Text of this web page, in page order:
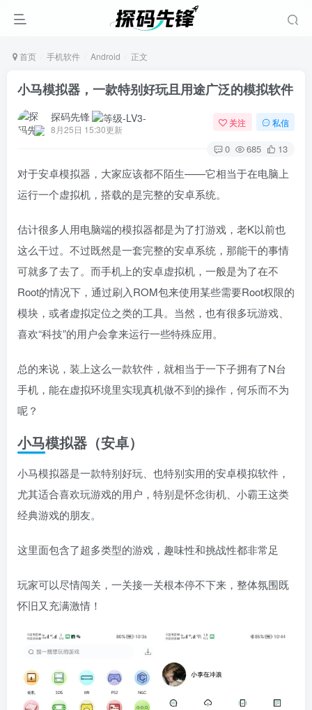
首页 手机软件 Android 正文
小马模拟器，一款特别好玩且用途广泛的模拟软件
探码先锋
8月25日 15:30更新
关注 私信
0 685 13
对于安卓模拟器，大家应该都不陌生——它相当于在电脑上
运行一个虚拟机，搭载的是完整的安卓系统。
估计很多人用电脑端的模拟器都是为了打游戏，老K以前也
这么干过。不过既然是一套完整的安卓系统，那能干的事情
可就多了去了。而手机上的安卓虚拟机，一般是为了在不
Root的情况下，通过刷入ROM包来使用某些需要Root权限的
模块，或者虚拟定位之类的工具。当然，也有很多玩游戏、
喜欢“科技”的用户会拿来运行一些特殊应用。
总的来说，装上这么一款软件，就相当于一下子拥有了N台
手机，能在虚拟环境里实现真机做不到的操作，何乐而不为
呢？
小马模拟器（安卓）
小马模拟器是一款特别好玩、也特别实用的安卓模拟软件，
尤其适合喜欢玩游戏的用户，特别是怀念街机、小霸王这类
经典游戏的朋友。
这里面包含了超多类型的游戏，趣味性和挑战性都非常足
玩家可以尽情闯关，一关接一关根本停不下来，整体氛围既
怀旧又充满激情！